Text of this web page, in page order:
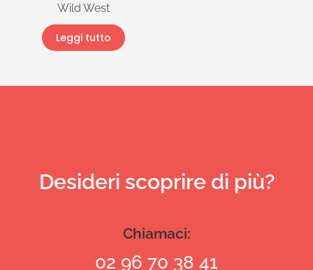
Wild West
Leggi tutto
Desideri scoprire di più?
Chiamaci:
02 96 70 38 41